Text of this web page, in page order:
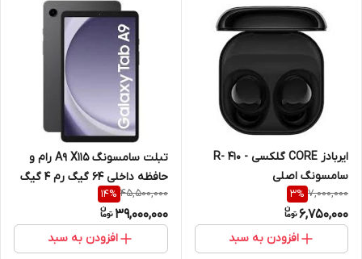
ایربادز CORE گلکسی - R- 410
سامسونگ اصلی
7,000,000
3%
6,750,000
افزودن به سبد
تبلت سامسونگ A9 X115 رام و
حافظه داخلی 64 گیگ رم 4 گیگ
با صفحه نمایش "8.7 اینچ 4G
45,500,000
14%
39,000,000
افزودن به سبد